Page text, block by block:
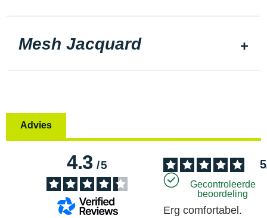
Mesh Jacquard
Advies
4.3/5 5
Gecontroleerde
beoordeling
Erg comfortabel.